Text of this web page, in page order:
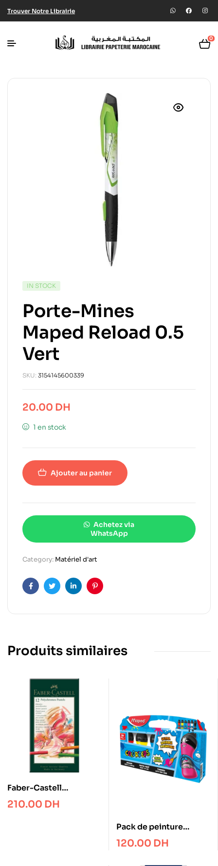
Trouver Notre Librairie
0
IN STOCK
Porte-Mines
Maped Reload 0.5
Vert
SKU: 3154145600339
20.00 DH
1 en stock
Ajouter au panier
Achetez via
WhatsApp
Category: Matériel d'art
FacebookTwitterLinkedinPinterest
Produits similaires
Faber-Castell
Polychromos pastel,
cardboard wallet of 12
210.00 DH
Pack de peinture
gouaches ultra lavable
x6 MAPED
120.00 DH